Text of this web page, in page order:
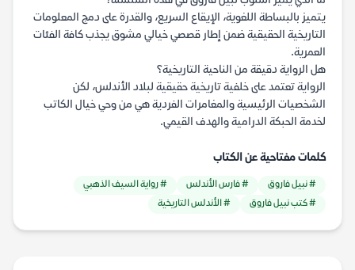
يتميز بالبساطة اللغوية، الإيقاع السريع، والقدرة على دمج المعلومات
التاريخية الحقيقية ضمن إطار قصصي خيالي مشوق يجذب كافة الفئات
العمرية.
هل الرواية دقيقة من الناحية التاريخية؟
الرواية تعتمد على خلفية تاريخية حقيقية لبلاد الأندلس، لكن
الشخصيات الرئيسية والمغامرات الفردية هي من وحي خيال الكاتب
لخدمة الحبكة الدرامية والهدف القيمي.
كلمات مفتاحية عن الكتاب
# نبيل فاروق # فارس الأندلس
# رواية السيف الذهبي
# كتب نبيل فاروق
# الأندلس التاريخية